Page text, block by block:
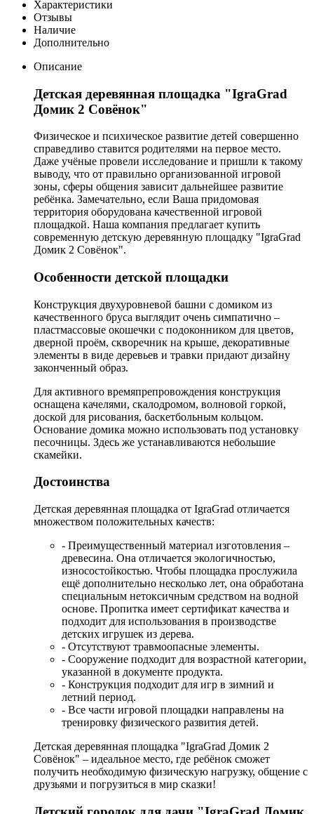
Характеристики
Отзывы
Наличие
Дополнительно
Описание
Детская деревянная площадка "IgraGrad
Домик 2 Совёнок"
Физическое и психическое развитие детей совершенно
справедливо ставится родителями на первое место.
Даже учёные провели исследование и пришли к такому
выводу, что от правильно организованной игровой
зоны, сферы общения зависит дальнейшее развитие
ребёнка. Замечательно, если Ваша придомовая
территория оборудована качественной игровой
площадкой. Наша компания предлагает купить
современную детскую деревянную площадку "IgraGrad
Домик 2 Совёнок".
Особенности детской площадки
Конструкция двухуровневой башни с домиком из
качественного бруса выглядит очень симпатично –
пластмассовые окошечки с подоконником для цветов,
дверной проём, скворечник на крыше, декоративные
элементы в виде деревьев и травки придают дизайну
законченный образ.
Для активного времяпрепровождения конструкция
оснащена качелями, скалодромом, волновой горкой,
доской для рисования, баскетбольным кольцом.
Основание домика можно использовать под установку
песочницы. Здесь же устанавливаются небольшие
скамейки.
Достоинства
Детская деревянная площадка от IgraGrad отличается
множеством положительных качеств:
- Преимущественный материал изготовления –
древесина. Она отличается экологичностью,
износостойкостью. Чтобы площадка прослужила
ещё дополнительно несколько лет, она обработана
специальным нетоксичным средством на водной
основе. Пропитка имеет сертификат качества и
подходит для использования в производстве
детских игрушек из дерева.
- Отсутствуют травмоопасные элементы.
- Сооружение подходит для возрастной категории,
указанной в документе продукта.
- Конструкция подходит для игр в зимний и
летний период.
- Все части игровой площадки направлены на
тренировку физического развития детей.
Детская деревянная площадка "IgraGrad Домик 2
Совёнок" – идеальное место, где ребёнок сможет
получить необходимую физическую нагрузку, общение с
друзьями и погрузиться в мир сказки!